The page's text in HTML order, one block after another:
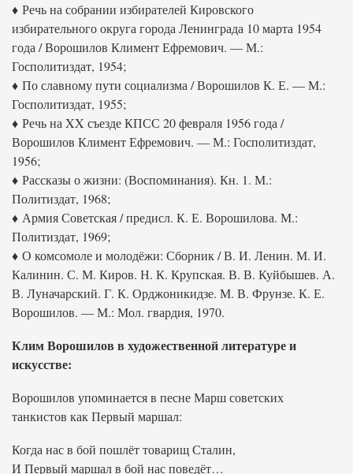
♦ Речь на собрании избирателей Кировского
избирательного округа города Ленинграда 10 марта 1954
года / Ворошилов Климент Ефремович. — М.:
Госполитиздат, 1954;
♦ По славному пути социализма / Ворошилов К. Е. — М.:
Госполитиздат, 1955;
♦ Речь на XX съезде КПСС 20 февраля 1956 года /
Ворошилов Климент Ефремович. — М.: Госполитиздат,
1956;
♦ Рассказы о жизни: (Воспоминания). Кн. 1. М.:
Политиздат, 1968;
♦ Армия Советская / предисл. К. Е. Ворошилова. М.:
Политиздат, 1969;
♦ О комсомоле и молодёжи: Сборник / В. И. Ленин. М. И.
Калинин. С. М. Киров. Н. К. Крупская. В. В. Куйбышев. А.
В. Луначарский. Г. К. Орджоникидзе. М. В. Фрунзе. К. Е.
Ворошилов. — М.: Мол. гвардия, 1970.
Клим Ворошилов в художественной литературе и
искусстве:
Ворошилов упоминается в песне Марш советских
танкистов как Первый маршал:
Когда нас в бой пошлёт товарищ Сталин,
И Первый маршал в бой нас поведёт…